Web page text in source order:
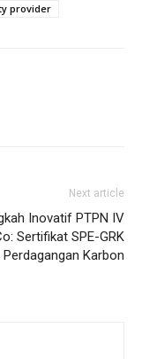
provider
Next article
Inovatif PTPN IV
Sertifikat SPE-GRK
Perdagangan Karbon